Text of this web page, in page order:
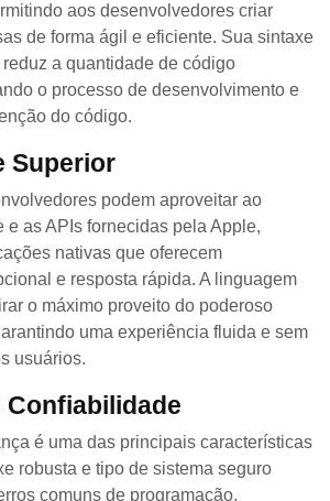
aos desenvolvedores criar
de forma ágil e eficiente. Sua sintaxe
a quantidade de código
o processo de desenvolvimento e
do código.
Superior
podem aproveitar ao
e as APIs fornecidas pela Apple,
nativas que oferecem
e resposta rápida. A linguagem
o máximo proveito do poderoso
uma experiência fluida e sem
usuários.
Confiabilidade
é uma das principais características
robusta e tipo de sistema seguro
comuns de programação,